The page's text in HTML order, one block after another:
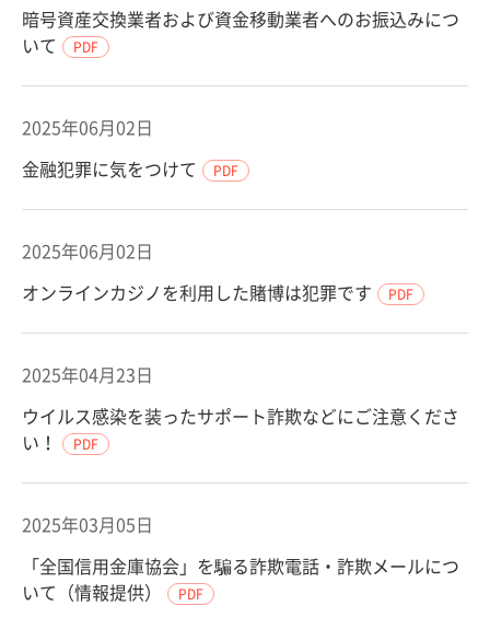
暗号資産交換業者および資金移動業者へのお振込みにつ
いて
PDF
2025年06月02日
金融犯罪に気をつけて
PDF
2025年06月02日
オンラインカジノを利用した賭博は犯罪です
PDF
2025年04月23日
ウイルス感染を装ったサポート詐欺などにご注意くださ
い！
PDF
2025年03月05日
「全国信用金庫協会」を騙る詐欺電話・詐欺メールにつ
いて（情報提供）
PDF